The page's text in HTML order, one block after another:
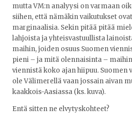
mutta VM:n analyysi on varmaan
siihen, että nämäkin vaikutukset
marginaalisia. Sekin pitää pitää
lahjoista ja yhteisvastuullista
maihin, joiden osuus Suomen
pieni – ja mitä olennaisinta –
viennistä koko ajan hiipuu. Suomen
ole Välimerellä vaan jossain aivan
kaakkois-Aasiassa (ks. kuva).
Entä sitten ne elvytyskohteet?